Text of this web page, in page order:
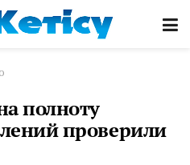
полноту
проверили